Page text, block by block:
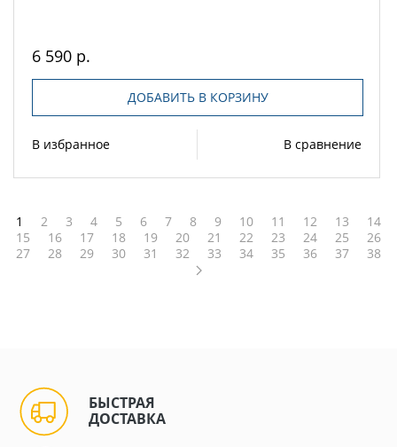
6 590 р.
ДОБАВИТЬ В КОРЗИНУ
В избранное В сравнение
1 2 3 4 5 6 7 8 9 10 11 12 13
14
15
16 17 18 19 20 21 22 23 24 25
26
27
28 29 30 31 32 33 34 35 36 37 38
БЫСТРАЯ
ДОСТАВКА